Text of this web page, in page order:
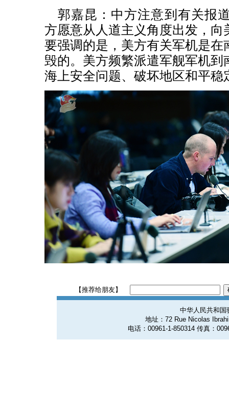
郭嘉昆：中方注意到有关报
方愿意从人道主义角度出发，向
要强调的是，美方有关军机是在
毁的。美方频繁派遣军舰军机到
海上安全问题、破坏地区和平稳
【推荐给朋友】
中华人民共和国
地址：72 Rue Nicolas
电话：00961-1-850314 传真：